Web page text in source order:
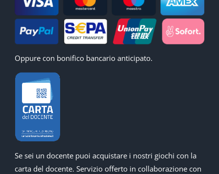
Oppure con bonifico bancario anticipato.
Se sei un docente puoi acquistare i nostri giochi con la
carta del docente. Servizio offerto in collaborazione con